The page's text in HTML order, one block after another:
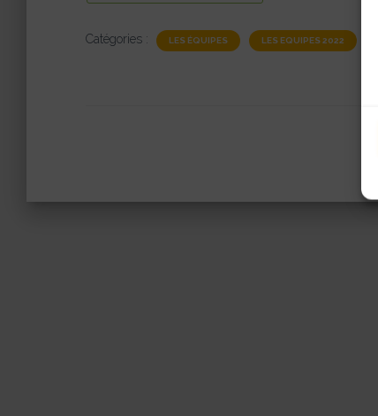
Catégories : LES ÉQUIPES LES EQUIPES 2022